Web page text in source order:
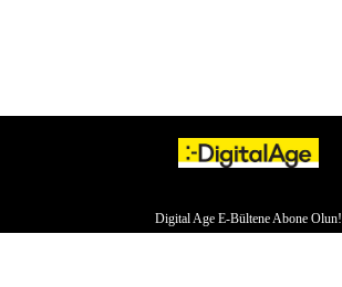
Digital Age E-Bültene Abone Olun!